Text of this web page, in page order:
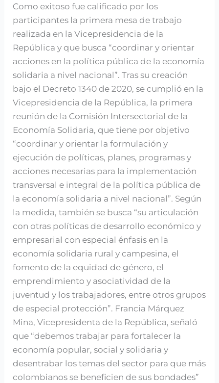
Como exitoso fue calificado por los
participantes la primera mesa de trabajo
realizada en la Vicepresidencia de la
República y que busca “coordinar y orientar
acciones en la política pública de la economía
solidaria a nivel nacional”. Tras su creación
bajo el Decreto 1340 de 2020, se cumplió en la
Vicepresidencia de la República, la primera
reunión de la Comisión Intersectorial de la
Economía Solidaria, que tiene por objetivo
“coordinar y orientar la formulación y
ejecución de políticas, planes, programas y
acciones necesarias para la implementación
transversal e integral de la política pública de
la economía solidaria a nivel nacional”. Según
la medida, también se busca “su articulación
con otras políticas de desarrollo económico y
empresarial con especial énfasis en la
economía solidaria rural y campesina, el
fomento de la equidad de género, el
emprendimiento y asociatividad de la
juventud y los trabajadores, entre otros grupos
de especial protección”. Francia Márquez
Mina, Vicepresidenta de la República, señaló
que “debemos trabajar para fortalecer la
economía popular, social y solidaria y
desentrabar los temas del sector para que más
colombianos se beneficien de sus bondades”
cabo
su
primer
encuentro